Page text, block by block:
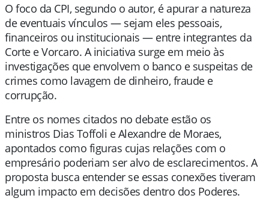
O foco da CPI, segundo o autor, é apurar a natureza
de eventuais vínculos — sejam eles pessoais,
financeiros ou institucionais — entre integrantes da
Corte e Vorcaro. A iniciativa surge em meio às
investigações que envolvem o banco e suspeitas de
crimes como lavagem de dinheiro, fraude e
corrupção.
Entre os nomes citados no debate estão os
ministros Dias Toffoli eAlexandre de Moraes,
apontados como figuras cujas relações com o
empresário poderiam ser alvo de esclarecimentos. A
proposta busca entender se essas conexões tiveram
algum impacto em decisões dentro dos Poderes.